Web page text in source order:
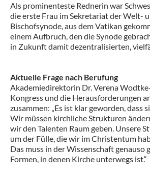
Als prominenteste Rednerin war
die erste Frau im Sekretariat der Welt-
Bischofsynode, aus dem Vatikan
einem Aufbruch, den die Synode
in Zukunft damit dezentralisierten,
Aktuelle Frage nach Berufung
Akademiedirektorin Dr. Verena
Kongress und die Herausforderungen
zusammen: „Es ist klar geworden, dass
Wir müssen kirchliche Strukturen
wir den Talenten Raum geben. Unsere
um der Fülle, die wir im Christentum
Das muss in der Wissenschaft genauso
Formen, in denen Kirche unterwegs ist.“